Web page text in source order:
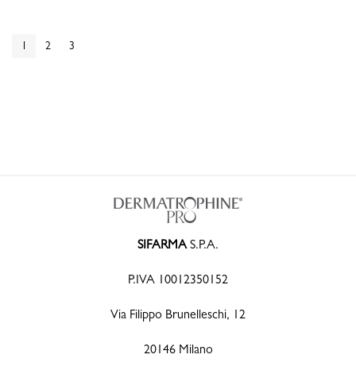
2 3
SIFARMAS.P.A.
P.IVA 10012350152
Via Filippo Brunelleschi, 12
20146 Milano